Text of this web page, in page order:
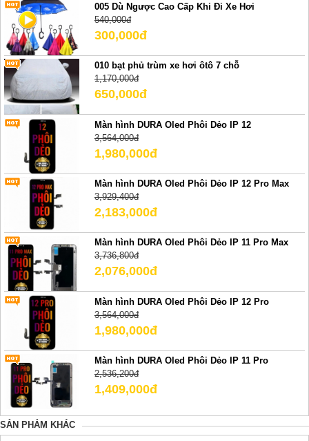
005 Dù Ngược Cao Cấp Khi Đi Xe Hơi
540,000đ
300,000đ
010 bạt phủ trùm xe hơi ôtô 7 chỗ
1,170,000đ
650,000đ
Màn hình DURA Oled Phôi Dẻo IP 12
3,564,000đ
1,980,000đ
Màn hình DURA Oled Phôi Dẻo IP 12 Pro Max
3,929,400đ
2,183,000đ
Màn hình DURA Oled Phôi Dẻo IP 11 Pro Max
3,736,800đ
2,076,000đ
Màn hình DURA Oled Phôi Dẻo IP 12 Pro
3,564,000đ
1,980,000đ
Màn hình DURA Oled Phôi Dẻo IP 11 Pro
2,536,200đ
1,409,000đ
SẢN PHẢM KHÁC